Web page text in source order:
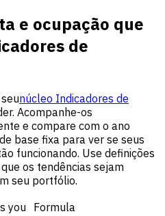
e ocupação que
de
núcleo Indicadores de
Acompanhe-os
e compare com o ano
base fixa para ver se seus
funcionando. Use definições
os tendências sejam
seu portfólio.
you Formula